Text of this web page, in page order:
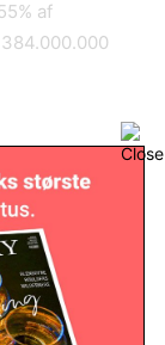
af